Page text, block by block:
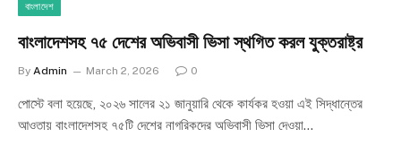
বাংলাদেশ
বাংলাদেশসহ ৭৫ দেশের অভিবাসী ভিসা স্থগিত করল যুক্তরাষ্ট্র
By Admin March 2, 2026 0
পোস্টে বলা হয়েছে, ২০২৬ সালের ২১ জানুয়ারি থেকে কার্যকর হওয়া এই সিদ্ধান্তের
আওতায় বাংলাদেশসহ ৭৫টি দেশের নাগরিকদের অভিবাসী ভিসা দেওয়া…